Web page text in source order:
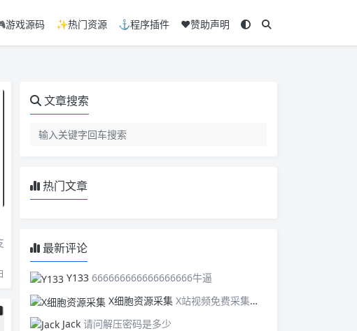
游戏源码 ✨热门资源 ⚓程序插件 ❤️赞助声明
文章搜索
热门文章
最新评论
Y133 666666666666666666牛逼
X细胞资源采集 X站视频免费采集，可以适配此CMS，含免费模板。有需要的站长可以看看xxibaozyw.com
Jack 请问解压密码是多少